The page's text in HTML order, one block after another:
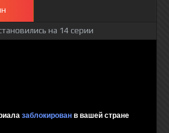
на 14 серии